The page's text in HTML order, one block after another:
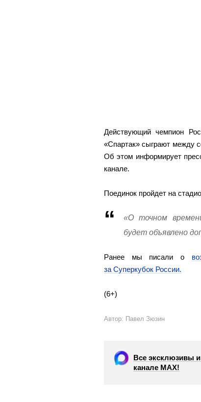
Действующий чемпион
«Спартак» сыграют между
Об этом информирует
канале.
Поединок пройдет на
«О точном
будет объявлено
Ранее мы писали о
за Суперкубок России.
(6+)
Автор: Павел Зюзин
Все эксклюзивы
канале МАХ!